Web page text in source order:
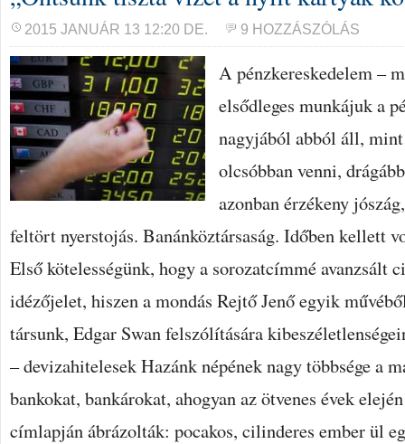
2015 JANUÁR 13 12:20 DE. 9 HOZZÁSZÓLÁS
A pénzkereskedelem –
elsődleges munkájuk a
nagyjából abból áll,
olcsóbban venni,
azonban érzékeny
feltört nyerstojás. Banánköztársaság. Időben kellett
Első kötelességünk, hogy a sorozatcímmé avanzsált
idézőjelet, hiszen a mondás Rejtő Jenő egyik
társunk, Edgar Swan felszólítására
– devizahitelesek Hazánk népének nagy többsége a
bankokat, bankárokat, ahogyan az ötvenes évek
címlapján ábrázolták: pocakos, cilinderes ember ül